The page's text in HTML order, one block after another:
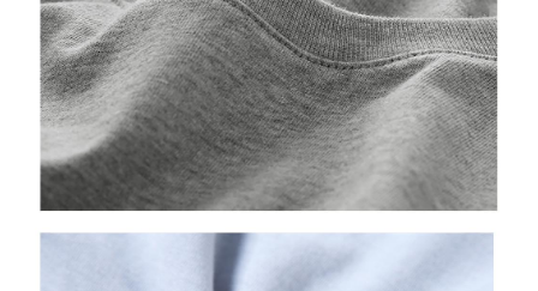
【注意事項】
１．透過由恩沛科技股份有限公司提供之「AFTEE先享後付」服務完成之交
易，需依本服務之必要範圍內提供個人資料，並將交易相關給付款項請求債
權轉讓予恩沛科技股份有限公司。
２．關於個人資料處理事宜，請瀏覽以下網址：
https://aftee.tw/terms/#terms3
３．未成年的使用者請事先徵得法定代理人或監護人之同意方可使用
「AFTEE先享後付」，若未經同意申辦者引起之損失，本公司不負相關責
４．使用「AFTEE先享後付」時，將依據個別帳號之用戶狀況，依本公司即
時審查核予不同之上限額度；若仍有額度不足之情形，本公司將視審查結果
５．嚴禁一人註冊多個帳號或使用他人資訊註冊。若發現惡意使用之情形，
宅配
每筆NT$65，滿NT$899(含以上)免運費